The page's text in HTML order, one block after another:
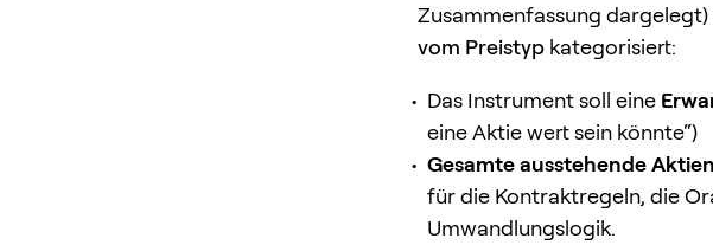
Zusammenfassung
vom Preistyp kategorisiert:
Das Instrument soll eine
eine Aktie wert sein könnte“)
Gesamte ausstehende Aktien
für die Kontraktregeln, die
Umwandlungslogik.